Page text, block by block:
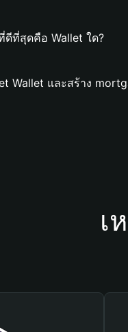
ดีที่สุดคือ Wallet ใด?
Wallet และสร้าง
เ